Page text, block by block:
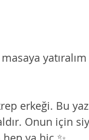
erkeği. Bu
Onun için